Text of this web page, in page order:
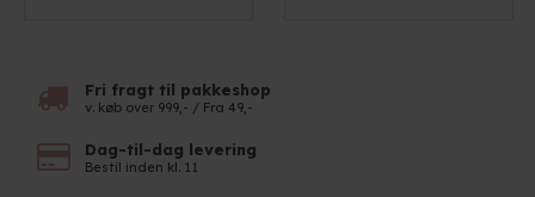
Fri fragt til pakkeshop
v. køb over 999,- / Fra 49,-
Dag-til-dag levering
Bestil inden kl. 11